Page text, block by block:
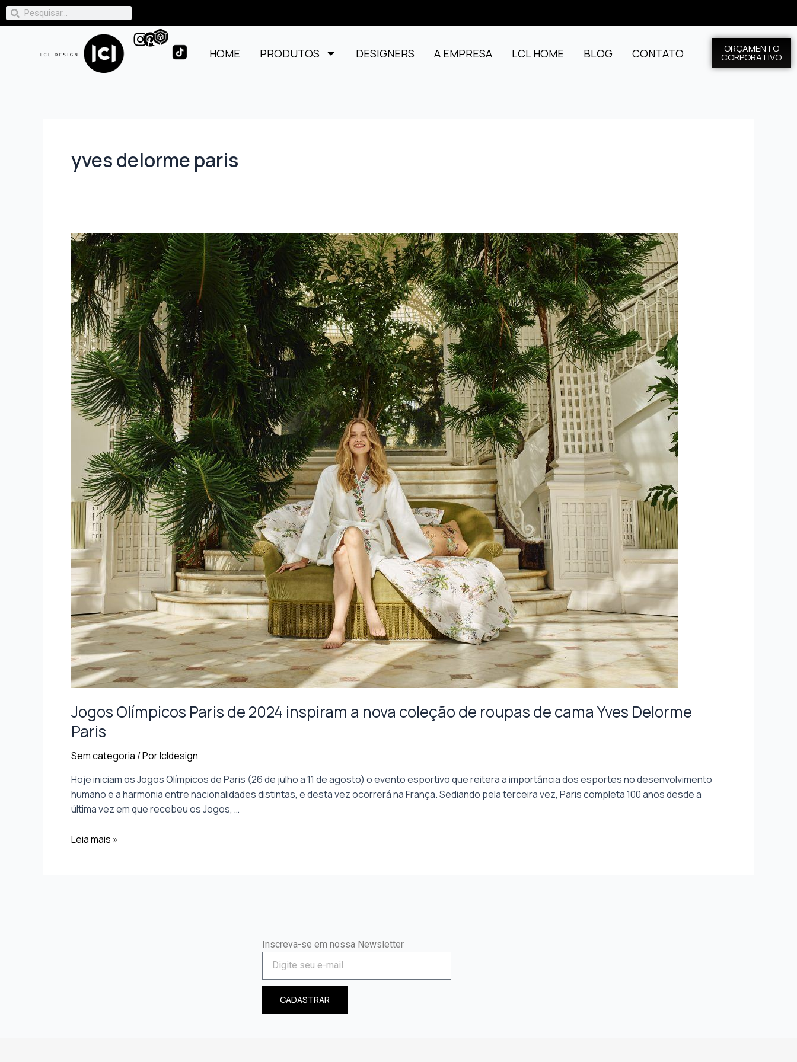
HOME PRODUTOS DESIGNERS A EMPRESA LCL HOME BLOG CONTATO ORÇAMENTO
CORPORATIVO
yves delorme paris
Jogos Olímpicos Paris de 2024 inspiram a nova coleção de roupas de cama Yves Delorme
Paris
Sem categoria / Porlcldesign
Hoje iniciam os Jogos Olímpicos de Paris (26 de julho a 11 de agosto) o evento esportivo que reitera a importância dos esportes no desenvolvimento
humano e a harmonia entre nacionalidades distintas, e desta vez ocorrerá na França. Sediando pela terceira vez, Paris completa 100 anos desde a
última vez em que recebeu os Jogos, …
Leia mais »
Inscreva-se em nossa Newsletter
CADASTRAR